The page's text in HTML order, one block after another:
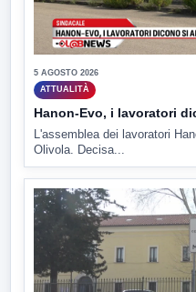
5 AGOSTO 2026
ATTUALITÀ
Hanon-Evo, i lavoratori
L'assemblea dei lavoratori
Olivola. Decisa...